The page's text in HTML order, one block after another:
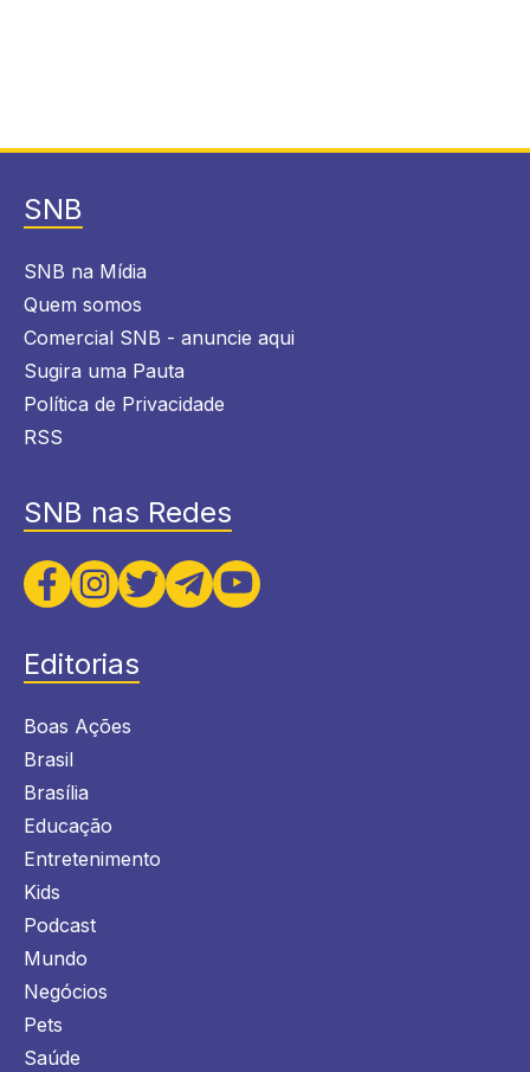
SNB
SNB na Mídia
Quem somos
Comercial SNB - anuncie aqui
Sugira uma Pauta
Política de Privacidade
RSS
SNB nas Redes
Editorias
Boas Ações
Brasil
Brasília
Educação
Entretenimento
Kids
Podcast
Mundo
Negócios
Pets
Saúde